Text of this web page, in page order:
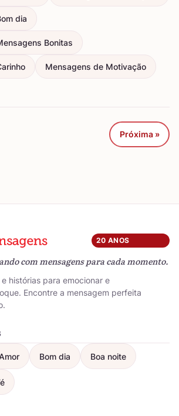
dia
Bonitas
Mensagens de Motivação
Próxima »
20 ANOS
com mensagens para cada momento.
histórias para emocionar e
Encontre a mensagem perfeita
Bom dia Boa noite